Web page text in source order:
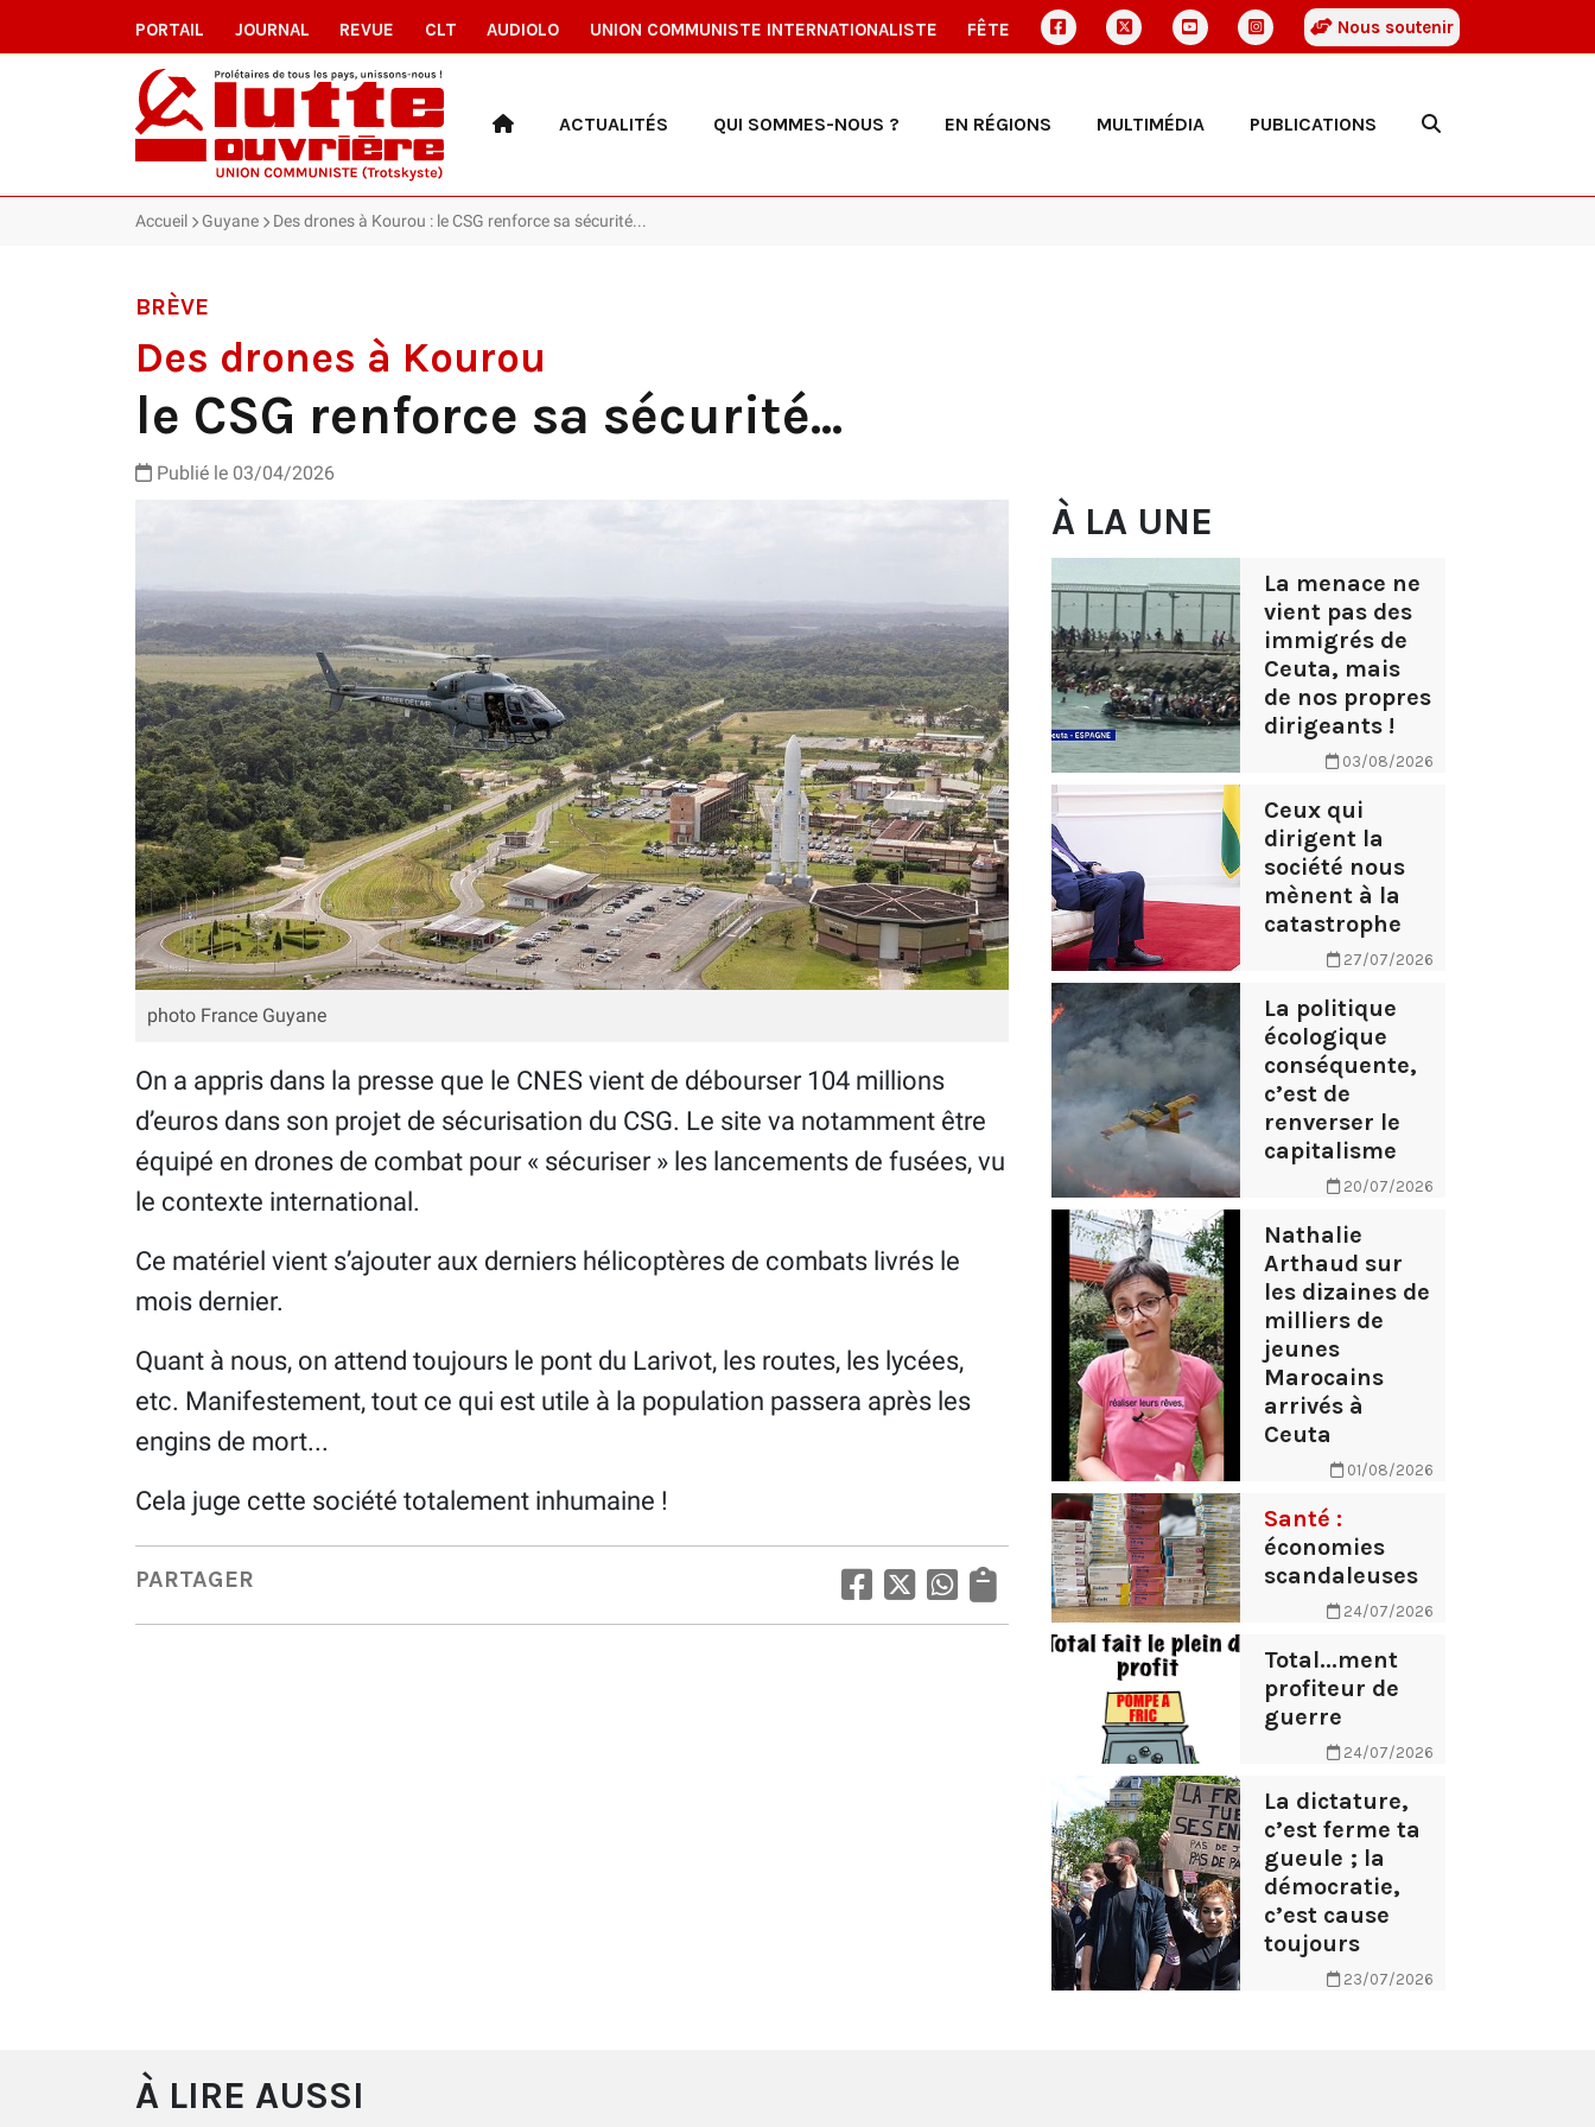
PORTAIL JOURNAL REVUE CLT AUDIOLO UNION COMMUNISTE INTERNATIONALISTE FÊTE Nous soutenir
ACTUALITÉS QUI SOMMES-NOUS ? EN RÉGIONS MULTIMÉDIA PUBLICATIONS
Accueil Guyane Des drones à Kourou : le CSG renforce sa sécurité...
BRÈVE
Des drones à Kourou
le CSG renforce sa sécurité...
Publié le 03/04/2026
photo France Guyane
On a appris dans la presse que le CNES vient de débourser 104 millions
d’euros dans son projet de sécurisation du CSG. Le site va notamment être
équipé en drones de combat pour « sécuriser » les lancements de fusées, vu
le contexte international.
Ce matériel vient s’ajouter aux derniers hélicoptères de combats livrés le
mois dernier.
Quant à nous, on attend toujours le pont du Larivot, les routes, les lycées,
etc. Manifestement, tout ce qui est utile à la population passera après les
engins de mort...
Cela juge cette société totalement inhumaine !
PARTAGER
À LA UNE
La menace ne
vient pas des
immigrés de
Ceuta, mais
de nos propres
dirigeants !
03/08/2026
Ceux qui
dirigent la
société nous
mènent à la
catastrophe
27/07/2026
La politique
écologique
conséquente,
c’est de
renverser le
capitalisme
20/07/2026
Nathalie
Arthaud sur
les dizaines de
milliers de
jeunes
Marocains
arrivés à
Ceuta
01/08/2026
Santé :
économies
scandaleuses
24/07/2026
Total...ment
profiteur de
guerre
24/07/2026
La dictature,
c’est ferme ta
gueule ; la
démocratie,
c’est cause
toujours
23/07/2026
À LIRE AUSSI